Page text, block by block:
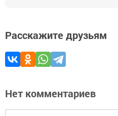
Расскажите друзьям
Нет комментариев